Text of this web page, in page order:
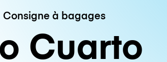
Consigne à bagages
Cuarto